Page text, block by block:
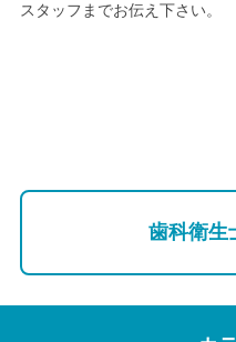
スタッフまでお伝え下さい。
歯科衛生